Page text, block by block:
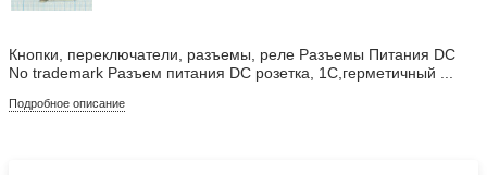
Кнопки, переключатели, разъемы, реле Разъемы Питания DC
No trademark Разъем питания DC розетка, 1C,герметичный ...
Подробное описание